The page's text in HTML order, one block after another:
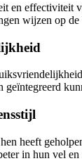
effectiviteit
wijzen op
heeft
in hun vel